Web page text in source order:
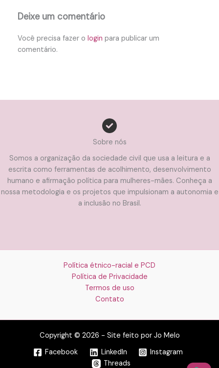
Deixe um comentário
Você precisa fazer ologin para publicar um
comentário.
Sobre nós
Somos a organização da sociedade civil que usa a leitura e a
escrita como ferramentas de acolhimento, desenvolvimento
humano e afirmação política para mulheres-mães. Conheça a
nossa metodologia e os projetos que impulsionam a autonomia e
a inclusão no Brasil.
Política étnico-racial e PCD
Política de Privacidade
Termos de uso
Contato
Copyright © 2026 - Site feito por Jo Melo
Facebook
LinkedIn
Instagram
Threads